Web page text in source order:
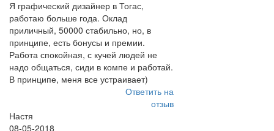
Я графический дизайнер в Тогас,
работаю больше года. Оклад
приличный, 50000 стабильно, но, в
принципе, есть бонусы и премии.
Работа спокойная, с кучей людей не
надо общаться, сиди в компе и работай.
В принципе, меня все устраивает)
Ответить на
отзыв
Настя
08-05-2018